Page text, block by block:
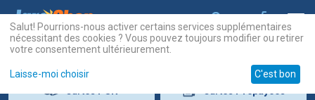
Salut! Pourrions-nous activer certains services supplémentaires
nécessitant des cookies ? Vous pouvez toujours modifier ou retirer
votre consentement ultérieurement.
Laisse-moi choisir C'est bon